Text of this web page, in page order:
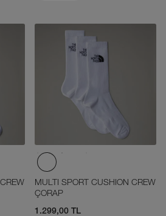
MULTI SPORT CUSHION CREW
ÇORAP
1.299,00 TL